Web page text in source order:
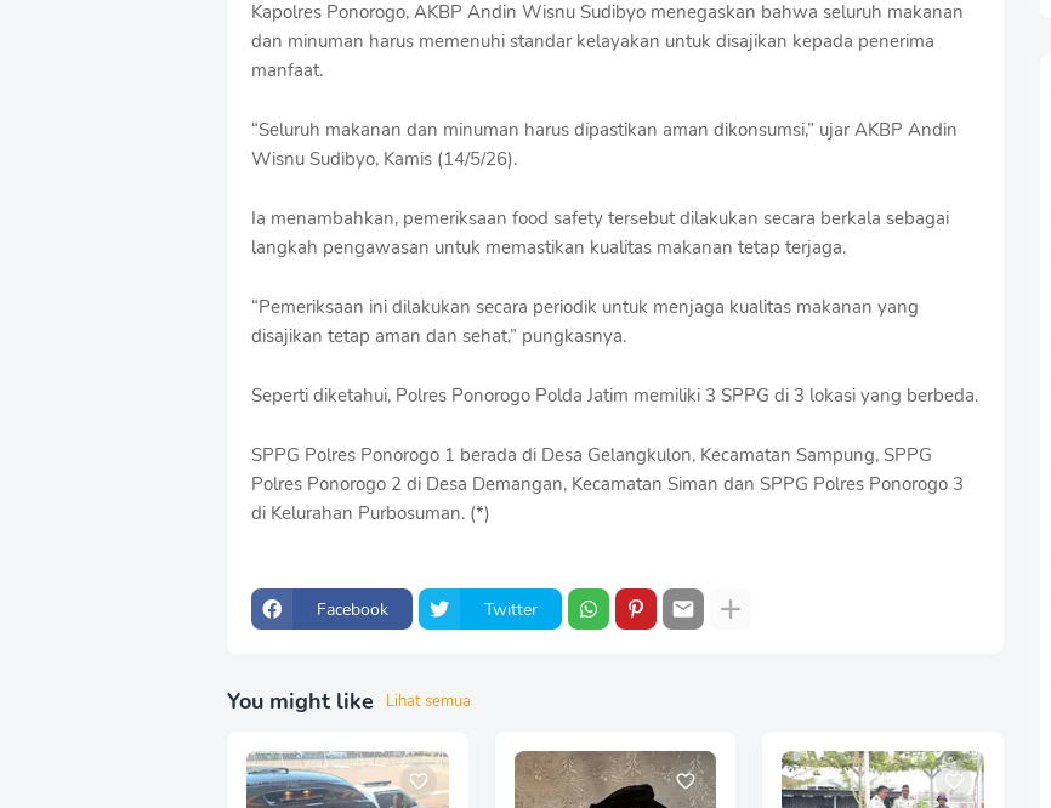
Kapolres Ponorogo, AKBP Andin Wisnu Sudibyo menegaskan bahwa seluruh makanan
dan minuman harus memenuhi standar kelayakan untuk disajikan kepada penerima
manfaat.
“Seluruh makanan dan minuman harus dipastikan aman dikonsumsi,” ujar AKBP Andin
Wisnu Sudibyo, Kamis (14/5/26).
Ia menambahkan, pemeriksaan food safety tersebut dilakukan secara berkala sebagai
langkah pengawasan untuk memastikan kualitas makanan tetap terjaga.
“Pemeriksaan ini dilakukan secara periodik untuk menjaga kualitas makanan yang
disajikan tetap aman dan sehat,” pungkasnya.
Seperti diketahui, Polres Ponorogo Polda Jatim memiliki 3 SPPG di 3 lokasi yang berbeda.
SPPG Polres Ponorogo 1 berada di Desa Gelangkulon, Kecamatan Sampung, SPPG
Polres Ponorogo 2 di Desa Demangan, Kecamatan Siman dan SPPG Polres Ponorogo 3
di Kelurahan Purbosuman. (*)
Facebook Twitter
o
f
f
m
p
a
t
e
You might like Lihat semua